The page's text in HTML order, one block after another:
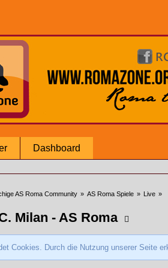
Dashboard
AS Roma Community » AS Roma Spiele » Live »
Milan - AS Roma
Cookies. Durch die Nutzung unserer Seite